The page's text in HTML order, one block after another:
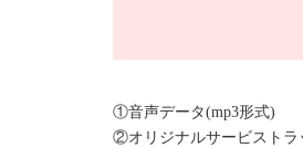
①音声データ(mp3形式)
②オリジナルサービストラ